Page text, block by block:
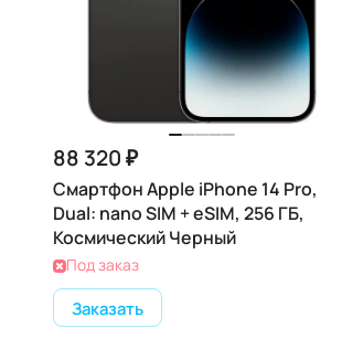
88 320 ₽
Смартфон Apple iPhone 14 Pro,
Dual: nano SIM + eSIM, 256 ГБ,
Космический Черный
Под заказ
Заказать